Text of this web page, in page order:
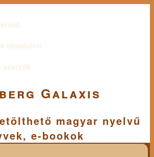
témakörei
szerzők
Galaxis
magyar nyelvű
e-bookok